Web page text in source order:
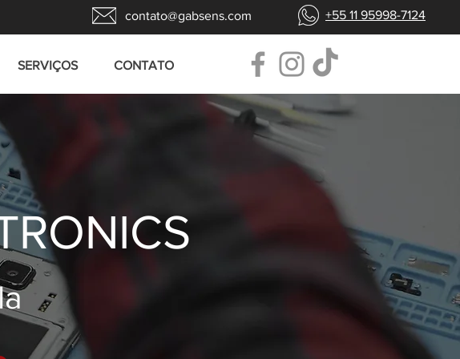
contato@gabsens.com +55 11 95998-7124
SERVIÇOS CONTATO